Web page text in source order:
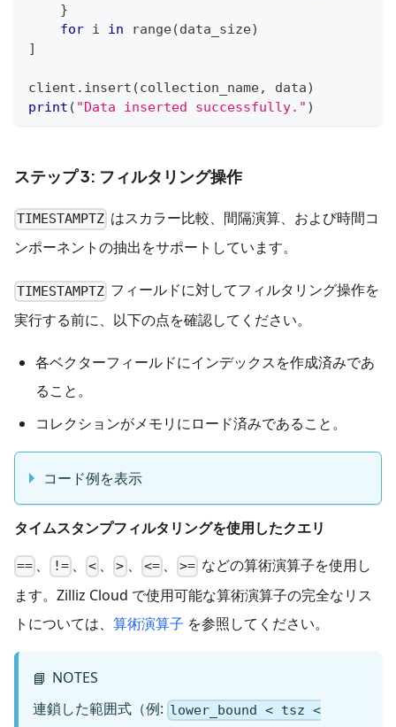
}
for i in range(data_size)
]
client . insert (collection_name, data)
print ( "Data inserted successfully." )
ステップ 3: フィルタリング操作
TIMESTAMPTZ はスカラー比較、間隔演算、および時間コ
ンポーネントの抽出をサポートしています。
TIMESTAMPTZ フィールドに対してフィルタリング操作を
実行する前に、以下の点を確認してください。
各ベクターフィールドにインデックスを作成済みであ
ること。
コレクションがメモリにロード済みであること。
コード例を表示
タイムスタンプフィルタリングを使用したクエリ
== 、 !=、 < 、>、 <=、 >= などの算術演算子を使用し
ます。Zilliz Cloud で使用可能な算術演算子の完全なリス
トについては、 算術演算子 を参照してください。
📘 NOTES
連鎖した範囲式（例: lower_bound < tsz <